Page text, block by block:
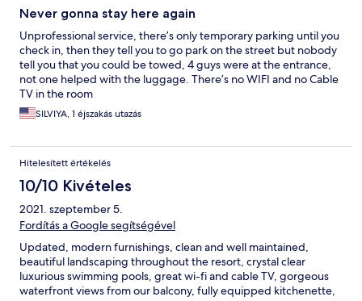
Never gonna stay here again
Unprofessional service, there’s only temporary parking until you
check in, then they tell you to go park on the street but nobody
tell you that you could be towed, 4 guys were at the entrance,
not one helped with the luggage. There’s no WIFI and no Cable
TV in the room
SILVIYA, 1 éjszakás utazás
Hitelesített értékelés
10/10 Kivételes
2021. szeptember 5.
Fordítás a Google segítségével
Updated, modern furnishings, clean and well maintained,
beautiful landscaping throughout the resort, crystal clear
luxurious swimming pools, great wi-fi and cable TV, gorgeous
waterfront views from our balcony, fully equipped kitchenette,